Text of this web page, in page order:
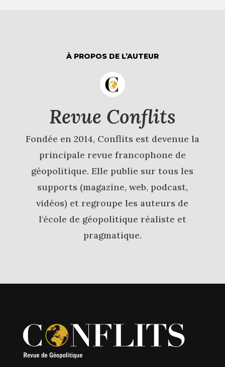
À PROPOS DE L’AUTEUR
Revue Conflits
Fondée en 2014, Conflits est devenue la
principale revue francophone de
géopolitique. Elle publie sur tous les
supports (magazine, web, podcast,
vidéos) et regroupe les auteurs de
l'école de géopolitique réaliste et
pragmatique.